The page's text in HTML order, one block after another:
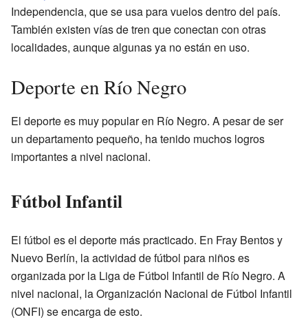
Independencia, que se usa para vuelos dentro del país.
También existen vías de tren que conectan con otras
localidades, aunque algunas ya no están en uso.
Deporte en Río Negro
El deporte es muy popular en Río Negro. A pesar de ser
un departamento pequeño, ha tenido muchos logros
importantes a nivel nacional.
Fútbol Infantil
El fútbol es el deporte más practicado. En Fray Bentos y
Nuevo Berlín, la actividad de fútbol para niños es
organizada por la Liga de Fútbol Infantil de Río Negro. A
nivel nacional, la Organización Nacional de Fútbol Infantil
(ONFI) se encarga de esto.